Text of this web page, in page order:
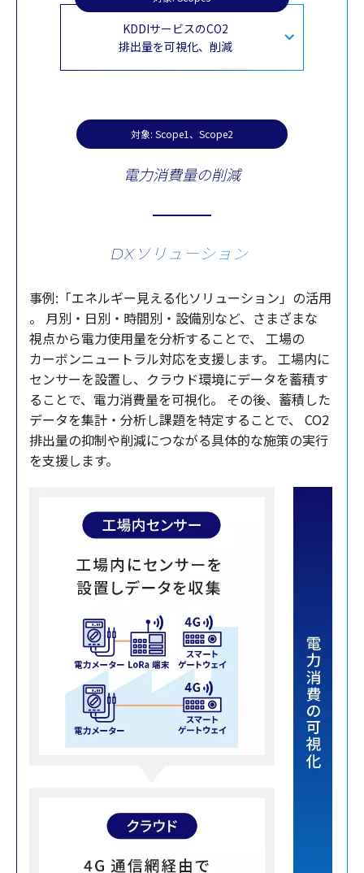
KDDIサービスのCO2
排出量を可視化、削減
対象: Scope1、Scope2
電力消費量の削減
DXソリューション
事例:「エネルギー見える化ソリューション」の活用
。
月別 ・ 日別 ・ 時間別 ・ 設備別など、さまざまな
視点から電力使用量を分析することで、 工場の
カーボンニュートラル対応を支援します。 工場内に
センサーを設置し、 クラウド環境にデータを蓄積す
ることで、 電力消費量を可視化。 その後、 蓄積した
データを集計 ・ 分析し課題を特定することで、 CO2
排出量の抑制や削減につながる具体的な施策の実行
を支援します。